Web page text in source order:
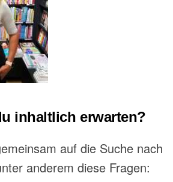
inhaltlich erwarten?
auf die Suche nach
anderem diese Fragen: